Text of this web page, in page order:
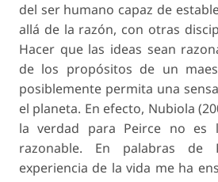
del ser humano capaz de
allá de la razón, con otras
Hacer que las ideas sean
de los propósitos de un
posiblemente permita una
el planeta. En efecto, Nubiola
la verdad para Peirce no es
razonable. En palabras de
experiencia de la vida me ha